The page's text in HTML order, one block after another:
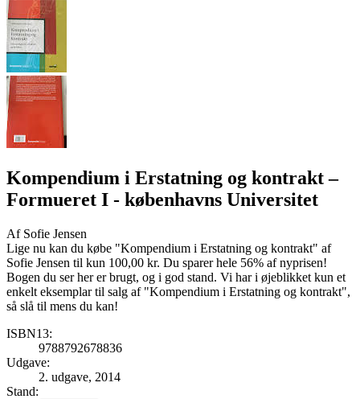
Kompendium i Erstatning og kontrakt–
Formueret I - københavns Universitet
Af Sofie Jensen
Lige nu kan du købe "Kompendium i Erstatning og kontrakt" af
Sofie Jensen til kun 100,00 kr. Du sparer hele 56% af nyprisen!
Bogen du ser her er brugt, og i god stand. Vi har i øjeblikket kun et
enkelt eksemplar til salg af "Kompendium i Erstatning og kontrakt",
så slå til mens du kan!
ISBN13:
9788792678836
Udgave:
2. udgave, 2014
Stand: